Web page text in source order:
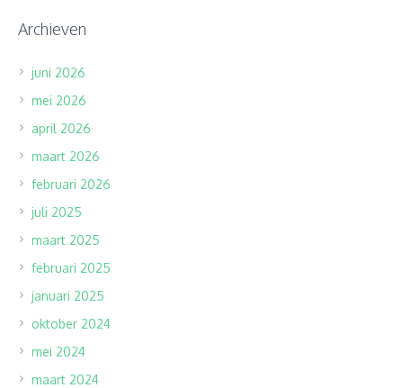
Archieven
juni 2026
mei 2026
april 2026
maart 2026
februari 2026
juli 2025
maart 2025
februari 2025
januari 2025
oktober 2024
mei 2024
maart 2024